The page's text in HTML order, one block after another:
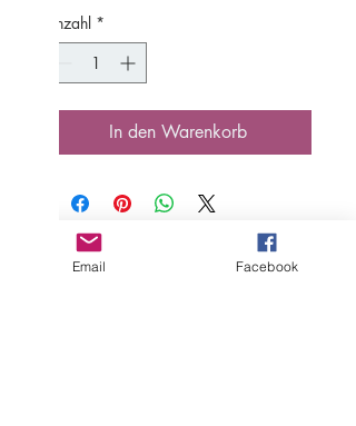
Anzahl *
In den Warenkorb
Folge mir auf
Email Facebook